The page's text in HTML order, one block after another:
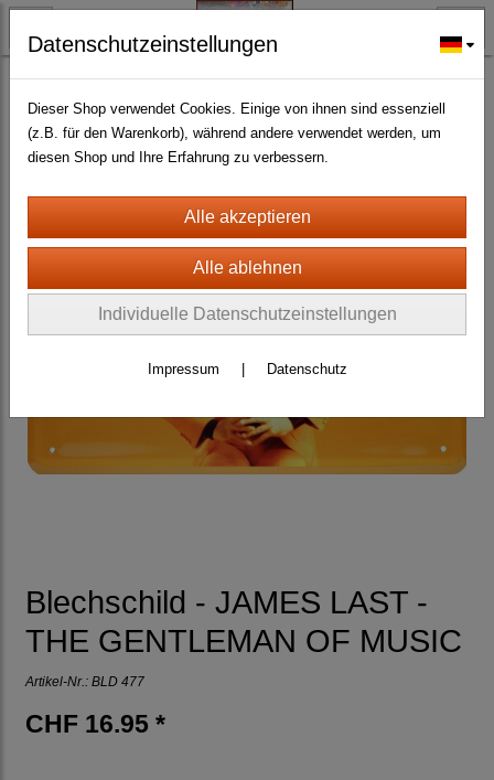
BLECH- + HOLZSCHILDER-MAGNETE
BLECHSCHILDER CA. 20 X 30 CM
Film und Musik(370)
Blechschild - JAMES LAST -
THE GENTLEMAN OF MUSIC
Artikel-Nr.: BLD 477
CHF 16.95 *
Datenschutzeinstellungen
Dieser Shop verwendet Cookies. Einige von ihnen sind essenziell
(z.B. für den Warenkorb), während andere verwendet werden, um
diesen Shop und Ihre Erfahrung zu verbessern.
Individuelle Datenschutzeinstellungen
Impressum Datenschutz